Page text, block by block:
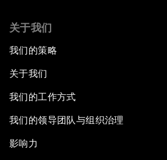
关于我们
我们的策略
关于我们
我们的工作方式
我们的领导团队与组织治理
影响力